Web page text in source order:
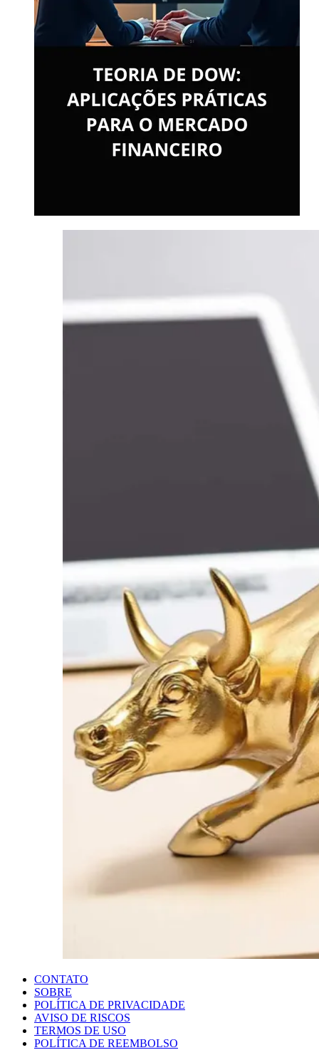
CONTATO
SOBRE
POLÍTICA DE PRIVACIDADE
AVISO DE RISCOS
TERMOS DE USO
POLÍTICA DE REEMBOLSO